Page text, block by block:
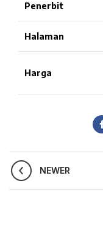
Penerbit
Halaman
Harga
NEWER